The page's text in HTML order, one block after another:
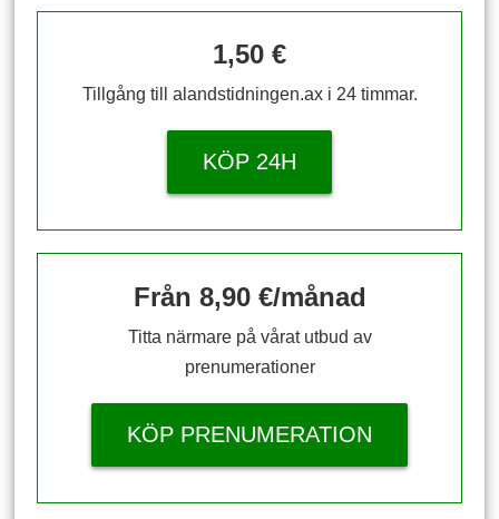
1,50 €
Tillgång till alandstidningen.ax i 24 timmar.
KÖP 24H
Från 8,90 €/månad
Titta närmare på vårat utbud av
prenumerationer
KÖP PRENUMERATION